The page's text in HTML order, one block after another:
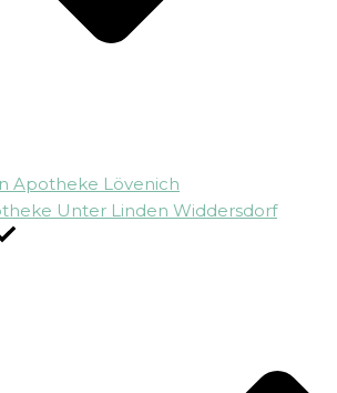
Apotheke Lövenich
Unter Linden Widdersdorf